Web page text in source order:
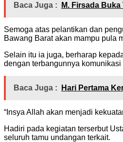
Baca Juga : M. Firsada
Semoga atas pelantikan dan
Bawang Barat akan mampu pula
Selain itu ia juga, berharap
dengan terbangunnya
Baca Juga : Hari Pertama
“Insya Allah akan menjadi
Hadiri pada kegiatan terserbut
seluruh tamu undangan terkait.